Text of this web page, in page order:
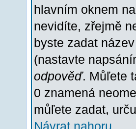
hlavním oknem
nevidíte, zřejmě
byste zadat
(nastavte
odpověď. Můľete
0 znamená
můľete zadat,
Návrat nahoru